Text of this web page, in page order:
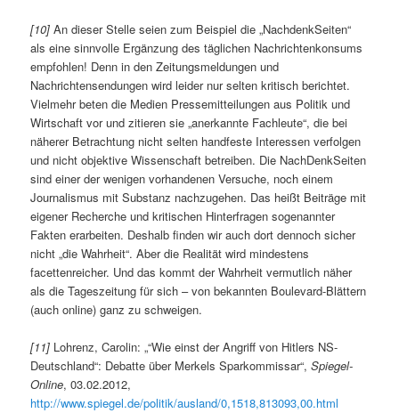
[10] An dieser Stelle seien zum Beispiel die „NachdenkSeiten“
als eine sinnvolle Ergänzung des täglichen Nachrichtenkonsums
empfohlen! Denn in den Zeitungsmeldungen und
Nachrichtensendungen wird leider nur selten kritisch berichtet.
Vielmehr beten die Medien Pressemitteilungen aus Politik und
Wirtschaft vor und zitieren sie „anerkannte Fachleute“, die bei
näherer Betrachtung nicht selten handfeste Interessen verfolgen
und nicht objektive Wissenschaft betreiben. Die NachDenkSeiten
sind einer der wenigen vorhandenen Versuche, noch einem
Journalismus mit Substanz nachzugehen. Das heißt Beiträge mit
eigener Recherche und kritischen Hinterfragen sogenannter
Fakten erarbeiten. Deshalb finden wir auch dort dennoch sicher
nicht „die Wahrheit“. Aber die Realität wird mindestens
facettenreicher. Und das kommt der Wahrheit vermutlich näher
als die Tageszeitung für sich – von bekannten Boulevard-Blättern
(auch online) ganz zu schweigen.
[11] Lohrenz, Carolin: „“Wie einst der Angriff von Hitlers NS-
Deutschland“: Debatte über Merkels Sparkommissar“,Spiegel-
Online, 03.02.2012,
http://www.spiegel.de/politik/ausland/0,1518,813093,00.html